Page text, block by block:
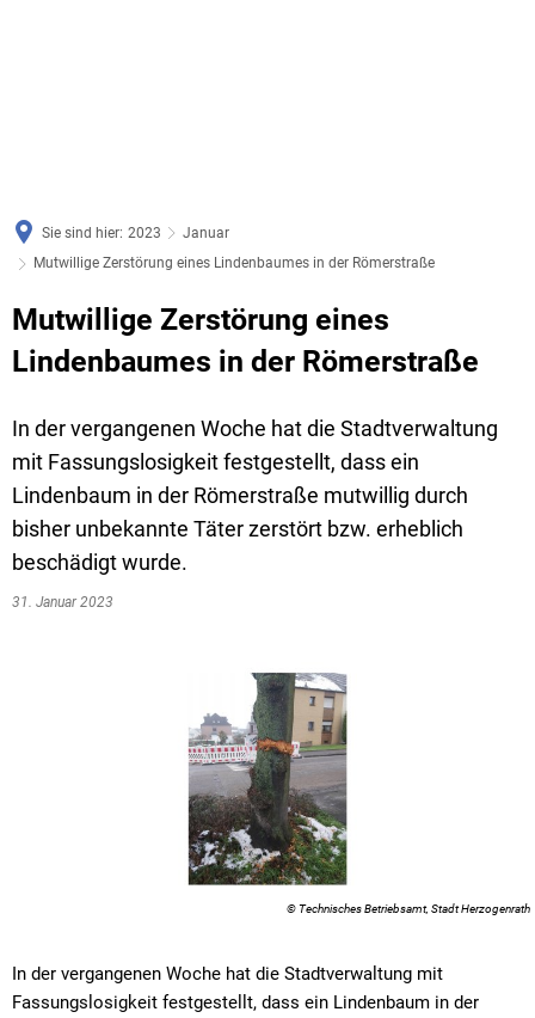
Sie sind hier: 2023
Januar
Mutwillige Zerstörung eines Lindenbaumes in der Römerstraße
Mutwillige Zerstörung eines
Lindenbaumes in der Römerstraße
In der vergangenen Woche hat die Stadtverwaltung
mit Fassungslosigkeit festgestellt, dass ein
Lindenbaum in der Römerstraße mutwillig durch
bisher unbekannte Täter zerstört bzw. erheblich
beschädigt wurde.
31. Januar 2023
© Technisches Betriebsamt, Stadt Herzogenrath
In der vergangenen Woche hat die Stadtverwaltung mit
Fassungslosigkeit festgestellt, dass ein Lindenbaum in der